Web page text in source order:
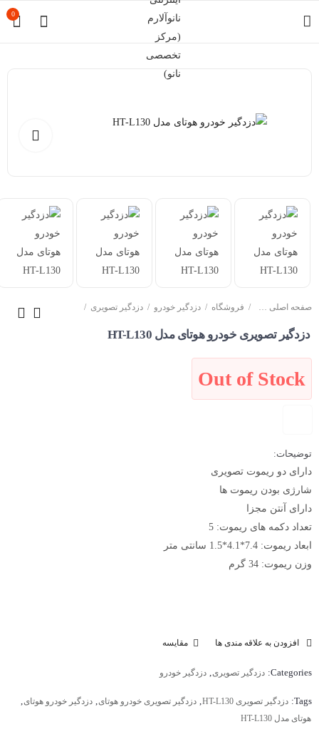
0
صفحه اصلی سایت فروشگاه دزدگیر خودرو دزدگیر تصویری
دزدگیر تصویری خودرو هوتای مدل HT-L130
Out of Stock
توضیحات:
دارای دو ریموت تصویری
شارژی بودن ریموت ها
دارای آنتن مجزا
تعداد دکمه های ریموت: 5
ابعاد ریموت: 7.4*4.1*1.5 سانتی متر
وزن ریموت: 34 گرم
افزودن به علاقه مندی ها مقایسه
Categories: دزدگیر تصویری, دزدگیر خودرو
Tags: دزدگیر تصویری HT-L130 , دزدگیر تصویری خودرو هوتای, دزدگیر خودرو هوتای,
هوتای مدل HT-L130